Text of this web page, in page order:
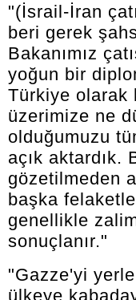
"(İsrail-İran
beri gerek
Bakanımız
yoğun bir
Türkiye olarak
üzerimize ne
olduğumuzu
açık aktardık.
gözetilmeden
başka
genellikle
sonuçlanır."
"Gazze'yi
ülkeye